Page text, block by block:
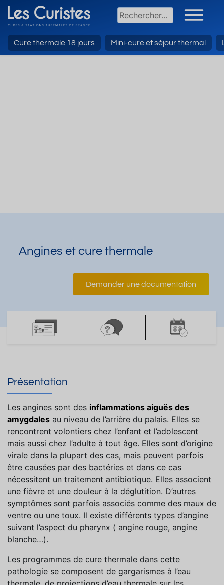
Cure thermale 18 jours Mini-cure et séjour thermal
Angines et cure thermale
Demander une documentation
Présentation
Les angines sont des inflammations aiguës des
amygdales au niveau de l’arrière du palais. Elles se
rencontrent volontiers chez l’enfant et l’adolescent
mais aussi chez l’adulte à tout âge. Elles sont d’origine
virale dans la plupart des cas, mais peuvent parfois
être causées par des bactéries et dans ce cas
nécessitent un traitement antibiotique. Elles associent
une fièvre et une douleur à la déglutition. D’autres
symptômes sont parfois associés comme des maux de
ventre ou une toux. Il existe différents types d’angine
suivant l’aspect du pharynx ( angine rouge, angine
blanche…).
Les programmes de cure thermale dans cette
pathologie se composent de gargarismes à l’eau